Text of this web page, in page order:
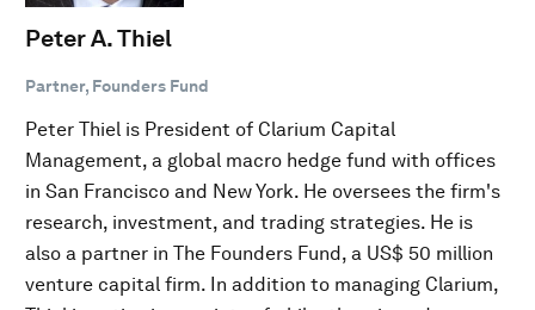
Peter A. Thiel
Partner, Founders Fund
Peter Thiel is President of Clarium Capital
Management, a global macro hedge fund with offices
in San Francisco and New York. He oversees the firm's
research, investment, and trading strategies. He is
also a partner in The Founders Fund, a US$ 50 million
venture capital firm. In addition to managing Clarium,